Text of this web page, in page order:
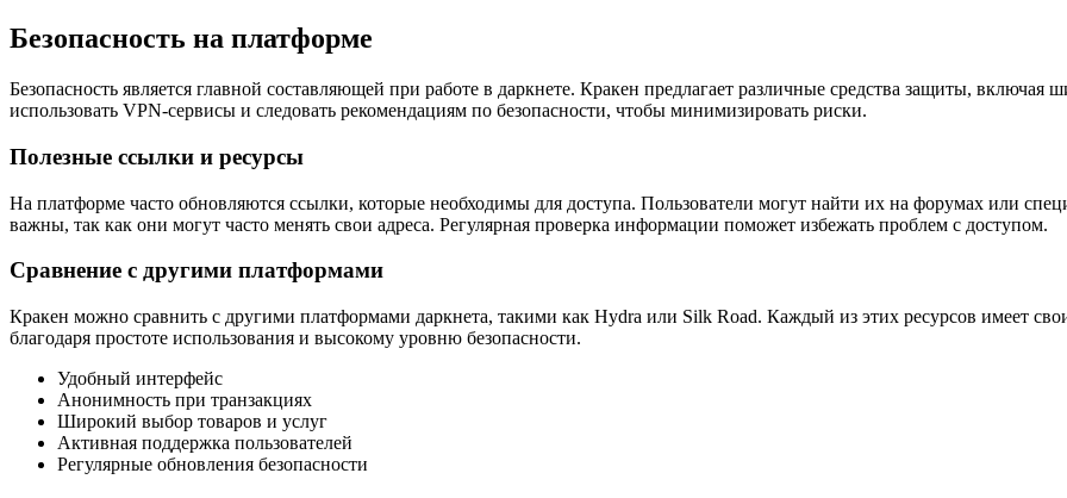
Безопасность на платформе
Безопасность является главной составляющей при работе в даркнете. Кракен предлагает различные средства защиты,
использовать VPN-сервисы и следовать рекомендациям по безопасности, чтобы минимизировать риски.
Полезные ссылки и ресурсы
На платформе часто обновляются ссылки, которые необходимы для доступа. Пользователи могут найти их на форумах или
важны, так как они могут часто менять свои адреса. Регулярная проверка информации поможет избежать проблем с доступом.
Сравнение с другими платформами
Кракен можно сравнить с другими платформами даркнета, такими как Hydra или Silk Road. Каждый из этих ресурсов имеет
благодаря простоте использования и высокому уровню безопасности.
Удобный интерфейс
Анонимность при транзакциях
Широкий выбор товаров и услуг
Активная поддержка пользователей
Регулярные обновления безопасности